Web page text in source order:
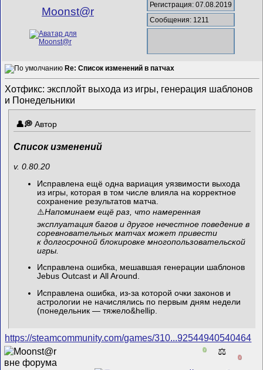
Mооnst@r
Регистрация: 07.08.2019
Сообщения: 1211
Re: Список изменений в патчах
Хотфикс: эксплойт выхода из игры, генерация шаблонов
и Понедельники
Автор
Список изменений
v. 0.80.20
Исправлена ещё одна вариация уязвимости выхода
из игры, которая в том числе влияла на корректное
сохранение результатов матча.
⚠️Напоминаем ещё раз, что намеренная
эксплуатация багов и другое нечестное поведение в
соревновательных матчах может привести
к долгосрочной блокировке многопользовательской
игры.
Исправлена ошибка, мешавшая генерации шаблонов
Jebus Outcast и All Around.
Исправлена ошибка, из-за которой очки законов и
астрологии не начислялись по первым дням недели
(понедельник — тяжело&hellip
https://steamcommunity.com/games/310...92544940540464
0 ⚖️
0